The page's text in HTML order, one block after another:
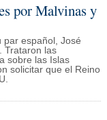
por Malvinas y
par español, José
Trataron las
sobre las Islas
solicitar que el Reino